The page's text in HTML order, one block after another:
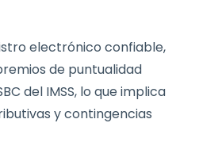
electrónico confiable,
de puntualidad
del IMSS, lo que implica
y contingencias